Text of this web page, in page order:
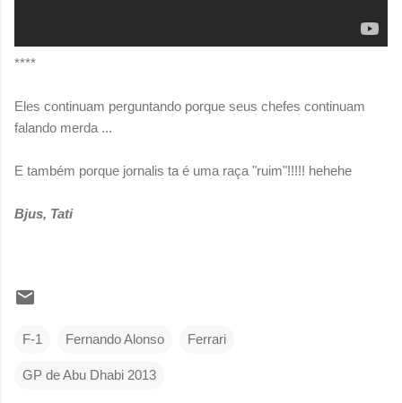
****
Eles continuam perguntando porque seus chefes continuam
falando merda ...
E também porque jornalis ta é uma raça "ruim"!!!!! hehehe
Bjus, Tati
F-1 Fernando Alonso Ferrari
GP de Abu Dhabi 2013